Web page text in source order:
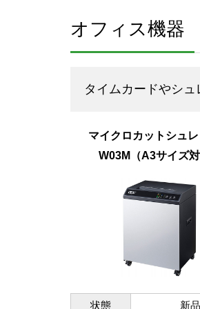
オフィス機器
タイムカードやシ
マイクロカットシュ
W03M（A3サイズ対
状態 新品